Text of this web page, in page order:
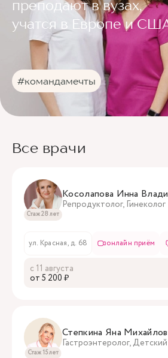
преподают в вузах,
учатся в Европе и
#командамечты
Все врачи
Стаж 28 лет
Косолапова Инна
Репродуктолог, Гинеколог
ул. Красная, д. 68 онлайн приём
с 11 августа
oт 5 200 ₽
Стаж 15 лет
Степкина Яна
Гастроэнтеролог,